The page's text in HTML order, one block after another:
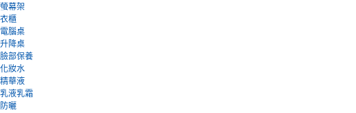
螢幕架
衣櫃
電腦桌
升降桌
臉部保養
化妝水
精華液
乳液乳霜
防曬